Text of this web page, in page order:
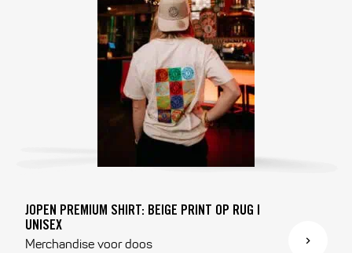
JOPEN PREMIUM SHIRT: BEIGE PRINT OP RUG |
UNISEX
Merchandise voor doos